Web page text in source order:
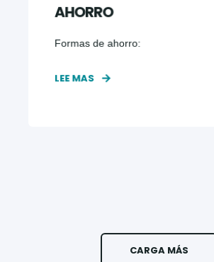
AHORRO
Formas de ahorro:
LEE MAS
CARGA MÁS